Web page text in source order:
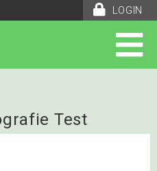
LOGIN
Test